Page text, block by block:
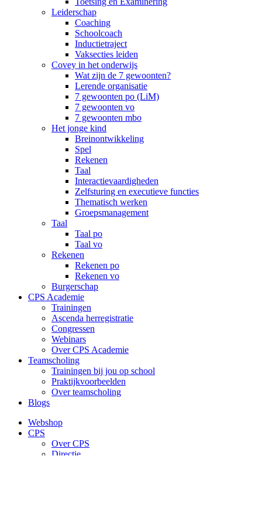
Leiderschap
Coaching
Schoolcoach
Inductietraject
Vaksecties leiden
Covey in het onderwijs
Wat zijn de 7 gewoonten?
Lerende organisatie
7 gewoonten po (LiM)
7 gewoonten vo
7 gewoonten mbo
Het jonge kind
Breinontwikkeling
Spel
Rekenen
Taal
Interactievaardigheden
Zelfsturing en executieve functies
Thematisch werken
Groepsmanagement
Taal
Taal po
Taal vo
Rekenen
Rekenen po
Rekenen vo
Burgerschap
CPS Academie
Trainingen
Ascenda herregistratie
Congressen
Webinars
Over CPS Academie
Teamscholing
Trainingen bij jou op school
Praktijkvoorbeelden
Over teamscholing
Blogs
Webshop
CPS
Over CPS
Directie